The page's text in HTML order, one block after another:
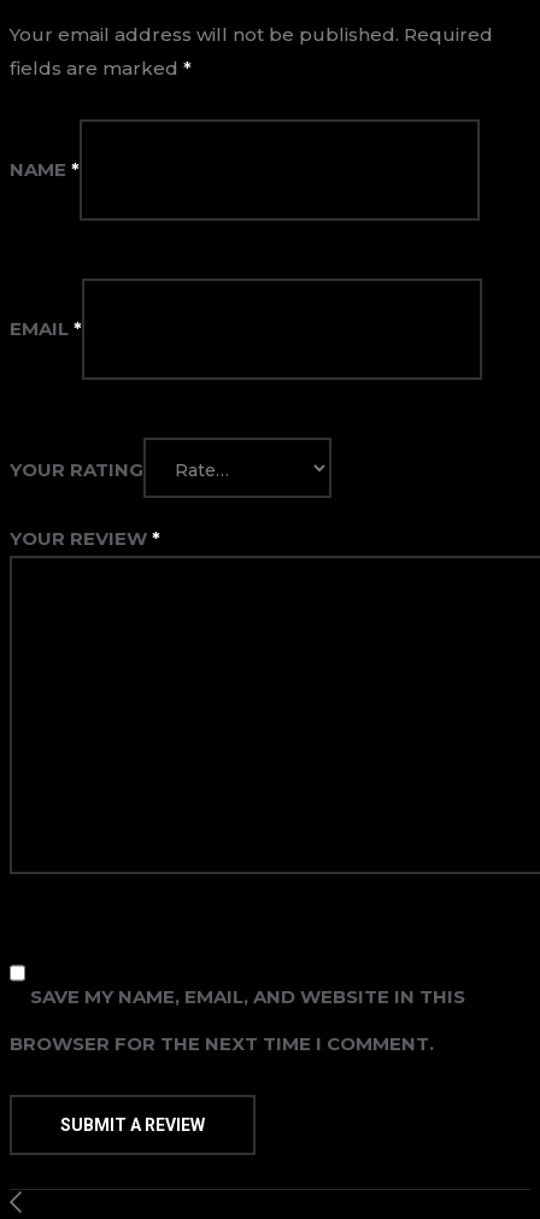
Your email address will not be published. Required
fields are marked *
NAME *
EMAIL *
YOUR RATING
YOUR REVIEW *
SAVE MY NAME, EMAIL, AND WEBSITE IN THIS
BROWSER FOR THE NEXT TIME I COMMENT.